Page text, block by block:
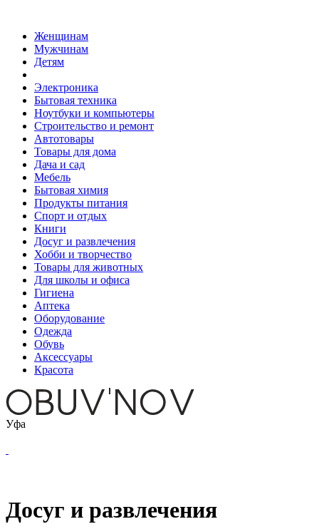
Женщинам
Мужчинам
Детям
Электроника
Бытовая техника
Ноутбуки и компьютеры
Строительство и ремонт
Автотовары
Товары для дома
Дача и сад
Мебель
Бытовая химия
Продукты питания
Спорт и отдых
Книги
Досуг и развлечения
Хобби и творчество
Товары для животных
Для школы и офиса
Гигиена
Аптека
Оборудование
Одежда
Обувь
Аксессуары
Красота
Уфа
Досуг и развлечения